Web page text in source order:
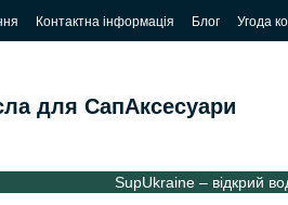
Контактна інформація Блог Угода
для СапАксесуари
SupUkraine – відкрий